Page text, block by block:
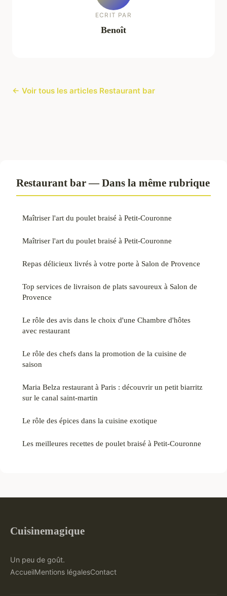
ECRIT PAR
Benoît
← Voir tous les articles Restaurant bar
Restaurant bar — Dans la même rubrique
Maîtriser l'art du poulet braisé à Petit-Couronne
Maîtriser l'art du poulet braisé à Petit-Couronne
Repas délicieux livrés à votre porte à Salon de Provence
Top services de livraison de plats savoureux à Salon de
Provence
Le rôle des avis dans le choix d'une Chambre d'hôtes
avec restaurant
Le rôle des chefs dans la promotion de la cuisine de
saison
Maria Belza restaurant à Paris : découvrir un petit biarritz
sur le canal saint-martin
Le rôle des épices dans la cuisine exotique
Les meilleures recettes de poulet braisé à Petit-Couronne
Cuisinemagique
Un peu de goût.
AccueilMentions légalesContact